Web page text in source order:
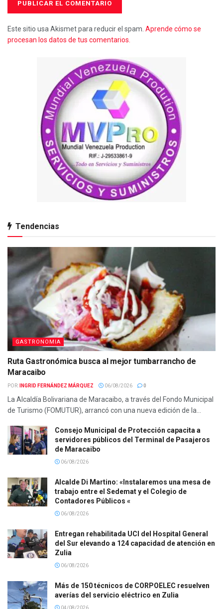
Este sitio usa Akismet para reducir el spam. Aprende cómo se
procesan los datos de tus comentarios.
Tendencias
GASTRONOMIA
Ruta Gastronómica busca al mejor tumbarrancho de
Maracaibo
POR: INGRID FERNÁNDEZ MÁRQUEZ 06/08/2026 0
La Alcaldía Bolivariana de Maracaibo, a través del Fondo Municipal
de Turismo (FOMUTUR), arrancó con una nueva edición de la...
Consejo Municipal de Protección capacita a
servidores públicos del Terminal de Pasajeros
de Maracaibo
06/08/2026
Alcalde Di Martino: «Instalaremos una mesa de
trabajo entre el Sedemat y el Colegio de
Contadores Públicos «
06/08/2026
Entregan rehabilitada UCI del Hospital General
del Sur elevando a 124 capacidad de atención en
Zulia
06/08/2026
Más de 150 técnicos de CORPOELEC resuelven
averías del servicio eléctrico en Zulia